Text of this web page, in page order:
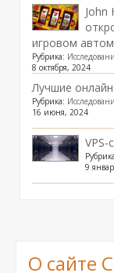
John
игровом
Рубрика:
8 октября, 2024
Лучшие
Рубрика:
16 июня, 2024
9
О сайте